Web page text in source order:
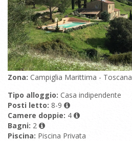
Zona: Campiglia Marittima - Toscana
Tipo alloggio: Casa indipendente
Posti letto: 8-9
Camere doppie: 4
Bagni: 2
Piscina: Piscina Privata